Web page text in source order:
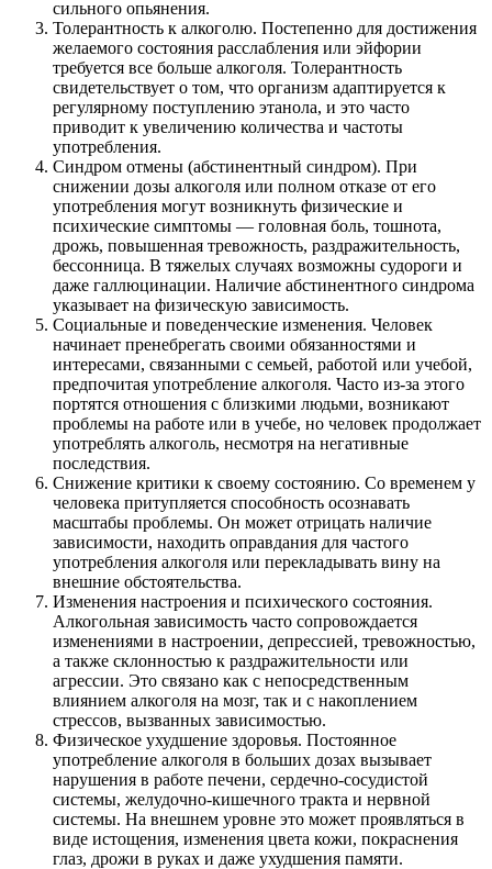
сильного опьянения.
Толерантность к алкоголю. Постепенно для достижения
желаемого состояния расслабления или эйфории
требуется все больше алкоголя. Толерантность
свидетельствует о том, что организм адаптируется к
регулярному поступлению этанола, и это часто
приводит к увеличению количества и частоты
употребления.
Синдром отмены (абстинентный синдром). При
снижении дозы алкоголя или полном отказе от его
употребления могут возникнуть физические и
психические симптомы — головная боль, тошнота,
дрожь, повышенная тревожность, раздражительность,
бессонница. В тяжелых случаях возможны судороги и
даже галлюцинации. Наличие абстинентного синдрома
указывает на физическую зависимость.
Социальные и поведенческие изменения. Человек
начинает пренебрегать своими обязанностями и
интересами, связанными с семьей, работой или учебой,
предпочитая употребление алкоголя. Часто из-за этого
портятся отношения с близкими людьми, возникают
проблемы на работе или в учебе, но человек продолжает
употреблять алкоголь, несмотря на негативные
последствия.
Снижение критики к своему состоянию. Со временем у
человека притупляется способность осознавать
масштабы проблемы. Он может отрицать наличие
зависимости, находить оправдания для частого
употребления алкоголя или перекладывать вину на
внешние обстоятельства.
Изменения настроения и психического состояния.
Алкогольная зависимость часто сопровождается
изменениями в настроении, депрессией, тревожностью,
а также склонностью к раздражительности или
агрессии. Это связано как с непосредственным
влиянием алкоголя на мозг, так и с накоплением
стрессов, вызванных зависимостью.
Физическое ухудшение здоровья. Постоянное
употребление алкоголя в больших дозах вызывает
нарушения в работе печени, сердечно-сосудистой
системы, желудочно-кишечного тракта и нервной
системы. На внешнем уровне это может проявляться в
виде истощения, изменения цвета кожи, покраснения
глаз, дрожи в руках и даже ухудшения памяти.